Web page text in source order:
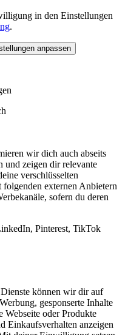
in den Einstellungen
.
anpassen
wir dich auch abseits
und zeigen dir relevante
verschlüsselten
folgenden externen Anbietern
sofern du deren
Pinterest, TikTok
können wir dir auf
gesponserte Inhalte
Webseite oder Produkte
Einkaufsverhalten anzeigen